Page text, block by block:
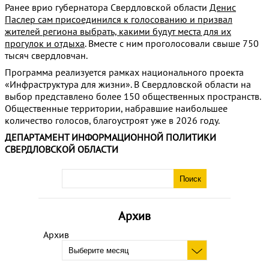
Архив
Архив
Ранее врио губернатора Свердловской области Денис
Паслер сам присоединился к голосованию и призвал
жителей региона выбрать, какими будут места для их
прогулок и отдыха. Вместе с ним проголосовали свыше 750
тысяч свердловчан.
Программа реализуется рамках национального проекта
«Инфраструктура для жизни». В Свердловской области на
выбор представлено более 150 общественных пространств.
Общественные территории, набравшие наибольшее
количество голосов, благоустроят уже в 2026 году.
ДЕПАРТАМЕНТ ИНФОРМАЦИОННОЙ ПОЛИТИКИ
СВЕРДЛОВСКОЙ ОБЛАСТИ